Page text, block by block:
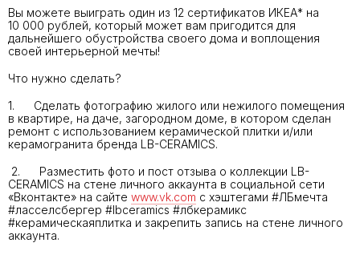
Вы можете выиграть один из 12 сертификатов ИКЕА* на
10 000 рублей, который может вам пригодится для
дальнейшего обустройства своего дома и воплощения
своей интерьерной мечты!
Что нужно сделать?
1. Сделать фотографию жилого или нежилого помещения
в квартире, на даче, загородном доме, в котором сделан
ремонт с использованием керамической плитки и/или
керамогранита бренда LB-CERAMICS.
2. Разместить фото и пост отзыва о коллекции LB-
CERAMICS на стене личного аккаунта в социальной сети
«Вконтакте» на сайте www.vk.com с хэштегами #ЛБмечта
#ласселсбергер #lbceramics #лбкерамикс
#керамическаяплитка и закрепить запись на стене личного
аккаунта.